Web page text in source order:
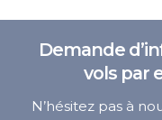
Demande
vols par
N’hésitez pas à